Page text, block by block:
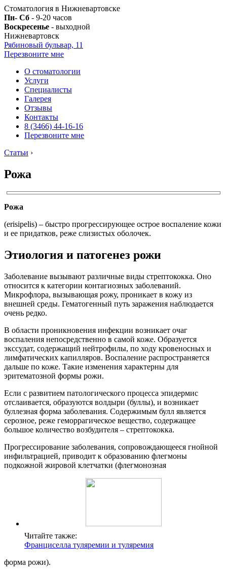
Стоматология в Нижневартовске
Пн- Сб - 9-20 часов
Воскресенье - выходной
Нижневартовск
Рябиновый бульвар, 11
Перезвоните мне
О стоматологии
Услуги
Специалисты
Галерея
Отзывы
Контакты
8 (3466) 44-16-16
Перезвоните мне
Статьи ›
Рожа
Рожа
(erisipelis) – быстро прогрессирующее острое воспаление кожи
и ее придатков, реже слизистых оболочек.
Этиология и патогенез рожи
Заболевание вызывают различные виды стрептококка. Оно
относится к категории контагиозных заболеваний.
Микрофлора, вызывающая рожу, проникает в кожу из
внешней среды. Гематогенный путь заражения наблюдается
очень редко.
В области проникновения инфекции возникает очаг
воспаления непосредственно в самой коже. Образуется
экссудат, содержащий нейтрофилы, по ходу кровеносных и
лимфатических капилляров. Воспаление распространяется
дальше по коже. Такие изменения характерны для
эритематозной формы рожи.
Если с развитием патологического процесса эпидермис
отслаивается, образуются волдыри (буллы), и возникает
буллезная форма заболевания. Содержимым булл является
серозное, реже геморрагическое вещество, содержащее
большое количество возбудителя – стрептококка.
Прогрессирование заболевания, сопровождающееся гнойной
инфильтрацией, приводит к образованию флегмоны
подкожной жировой клетчатки (флегмонозная
Читайте также:
Франциселла туляремии и туляремия
форма рожи).